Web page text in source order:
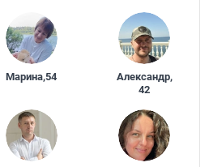
Марина,54 Александр,
42